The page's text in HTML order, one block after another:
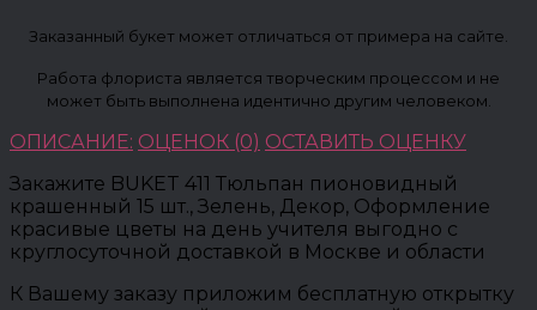
Заказанный букет может отличаться от примера на сайте.
Работа флориста является творческим процессом и не
может быть выполнена идентично другим человеком.
ОПИСАНИЕ: ОЦЕНОК (0) ОСТАВИТЬ ОЦЕНКУ
Закажите BUKET 411 Тюльпан пионовидный
крашенный 15 шт., Зелень, Декор, Оформление
красивые цветы на день учителя выгодно с
круглосуточной доставкой в Москве и области
К Вашему заказу приложим бесплатную открытку